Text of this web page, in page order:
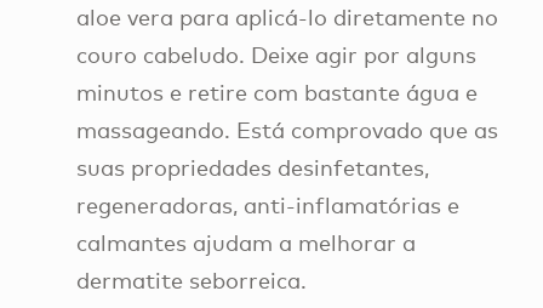
aloe vera para aplicá-lo diretamente no
couro cabeludo. Deixe agir por alguns
minutos e retire com bastante água e
massageando. Está comprovado que as
suas propriedades desinfetantes,
regeneradoras, anti-inflamatórias e
calmantes ajudam a melhorar a
dermatite seborreica.